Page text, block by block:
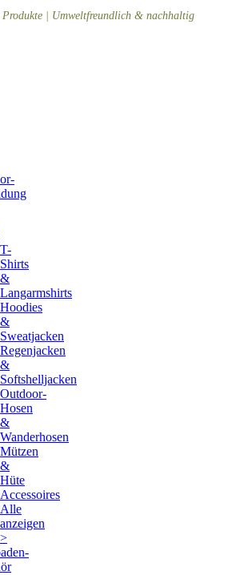
Produkte | Umweltfreundlich & nachhaltig
T-
Shirts
&
Langarmshirts
Hoodies
&
Sweatjacken
Regenjacken
&
Softshelljacken
Outdoor-
Hosen
&
Wanderhosen
Mützen
&
Hüte
Accessoires
Alle
anzeigen
>